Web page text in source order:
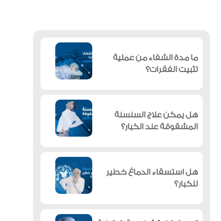
ما مدة الشفاء من عملية
تثبيت الفقرات؟
هل يمكن علاج السنسنة
المشقوقة عند الكبار؟
هل استسقاء الدماغ خطير
للكبار؟